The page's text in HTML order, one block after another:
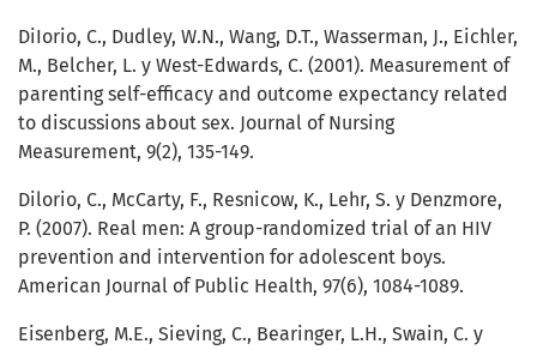
DiIorio, C., Dudley, W.N., Wang, D.T., Wasserman, J., Eichler,
M., Belcher, L. y West-Edwards, C. (2001). Measurement of
parenting self-efficacy and outcome expectancy related
to discussions about sex. Journal of Nursing
Measurement, 9(2), 135-149.
Dilorio, C., McCarty, F., Resnicow, K., Lehr, S. y Denzmore,
P. (2007). Real men: A group-randomized trial of an HIV
prevention and intervention for adolescent boys.
American Journal of Public Health, 97(6), 1084-1089.
Eisenberg, M.E., Sieving, C., Bearinger, L.H., Swain, C. y